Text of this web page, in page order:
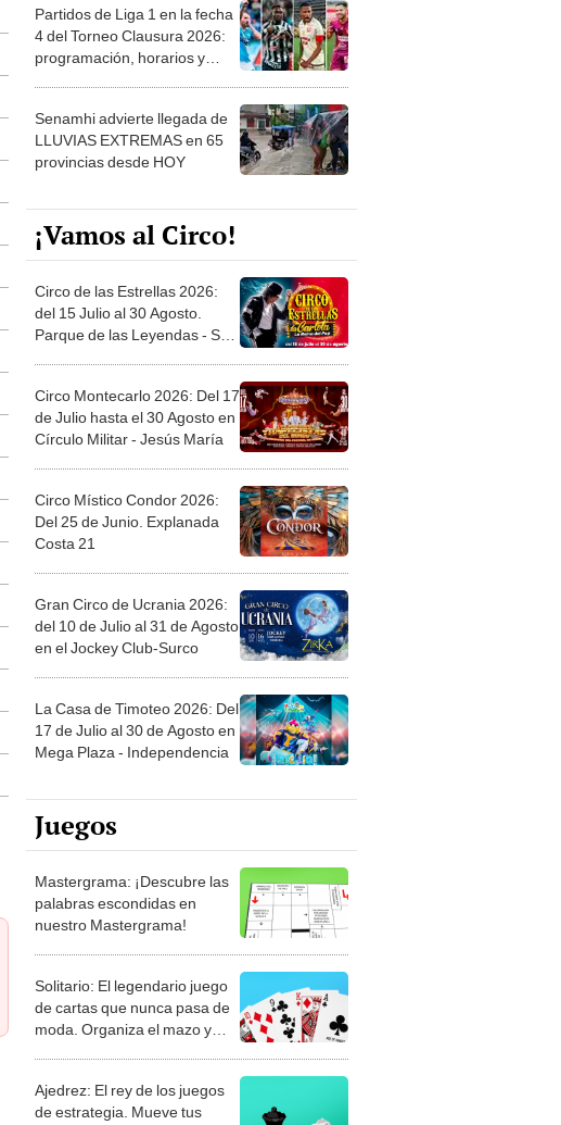
Partidos de Liga 1 en la fecha
4 del Torneo Clausura 2026:
programación, horarios y
Senamhi advierte llegada de
LLUVIAS EXTREMAS en 65
provincias desde HOY
¡Vamos al Circo!
Circo de las Estrellas 2026:
del 15 Julio al 30 Agosto.
Parque de las Leyendas - San
Circo Montecarlo 2026: Del 17
de Julio hasta el 30 Agosto en
Círculo Militar - Jesús María
Circo Místico Condor 2026:
Del 25 de Junio. Explanada
Costa 21
Gran Circo de Ucrania 2026:
del 10 de Julio al 31 de Agosto
en el Jockey Club-Surco
La Casa de Timoteo 2026: Del
17 de Julio al 30 de Agosto en
Mega Plaza - Independencia
Juegos
Mastergrama: ¡Descubre las
palabras escondidas en
nuestro Mastergrama!
Solitario: El legendario juego
de cartas que nunca pasa de
moda. Organiza el mazo y
Ajedrez: El rey de los juegos
de estrategia. Mueve tus